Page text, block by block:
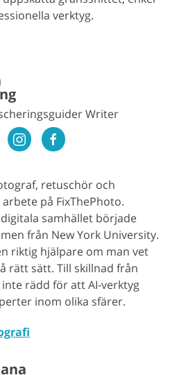
verktyg.
Writer
retuschör och
på FixThePhoto.
samhället började
från New York University.
riktig hjälpare om man vet
rätt sätt. Till skillnad från
rädd för att AI-verktyg
inom olika sfärer.